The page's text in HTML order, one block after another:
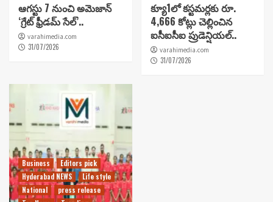
ఆగస్టు 7 నుంచి అమెజాన్
‘గ్రేట్ ఫ్రీడమ్ సేల్’..
varahimedia.com
31/07/2026
క్యూ1లో కస్టమర్లకు రూ.
4,666 కోట్లు చెల్లించిన
ఐసీఐసీఐ ప్రుడెన్షియల్..
varahimedia.com
31/07/2026
Business
Editors pick
Hyderabad NEWS
Life style
National
press release